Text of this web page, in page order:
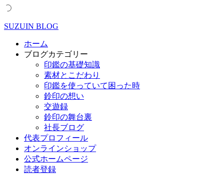
SUZUIN BLOG
ホーム
ブログカテゴリー
印鑑の基礎知識
素材とこだわり
印鑑を使っていて困った時
鈴印の想い
交遊録
鈴印の舞台裏
社長ブログ
代表プロフィール
オンラインショップ
公式ホームページ
読者登録